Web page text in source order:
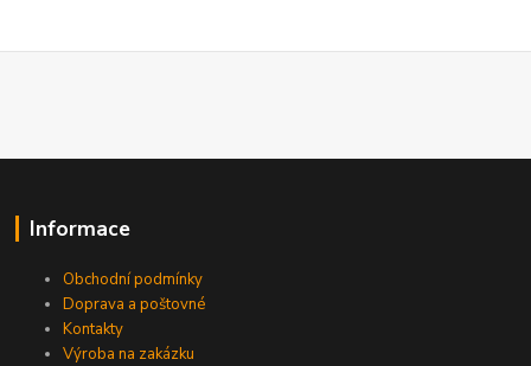
Informace
Obchodní podmínky
Doprava a poštovné
Kontakty
Výroba na zakázku